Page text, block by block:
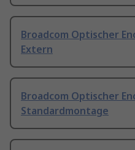
Broadcom Optischer
Extern
Broadcom Optischer
Standardmontage